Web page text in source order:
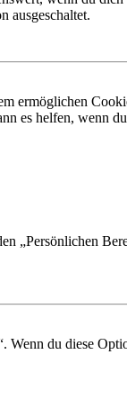
ausgeschaltet.
ermöglichen
es helfen, wenn
„Persönlichen
du diese